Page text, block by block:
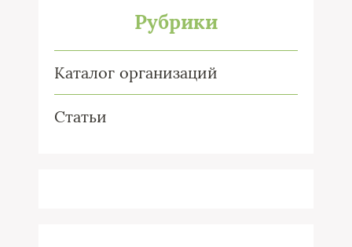
Рубрики
Каталог организаций
Статьи